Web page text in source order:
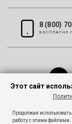
8 (800)
БЕСПЛАТНО
Этот сайт
Продолжая
работу с этими файлами.